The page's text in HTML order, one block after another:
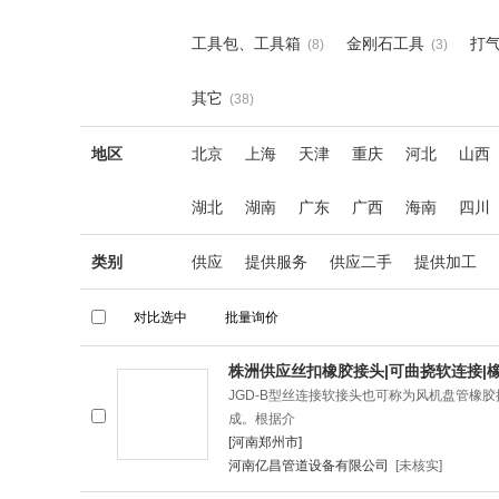
工具包、工具箱 (8) 金刚石工具 (3) 打
其它 (38)
地区 北京 上海 天津 重庆 河北 山西
湖北 湖南 广东 广西 海南 四川
类别 供应 提供服务 供应二手 提供加工
株洲供应丝扣橡胶接头|可曲挠软连接|
JGD-B型丝连接软接头也可称为风机盘管橡
成。根据介
[河南郑州市]
河南亿昌管道设备有限公司
[未核实]